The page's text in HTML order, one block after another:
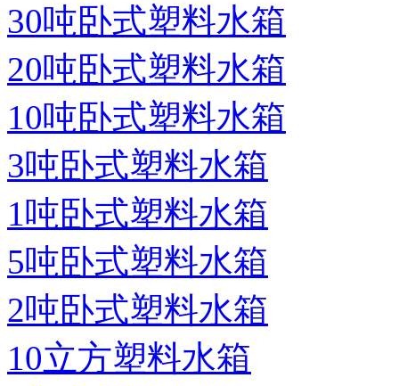
30吨卧式塑料水箱
20吨卧式塑料水箱
10吨卧式塑料水箱
3吨卧式塑料水箱
1吨卧式塑料水箱
5吨卧式塑料水箱
2吨卧式塑料水箱
10立方塑料水箱